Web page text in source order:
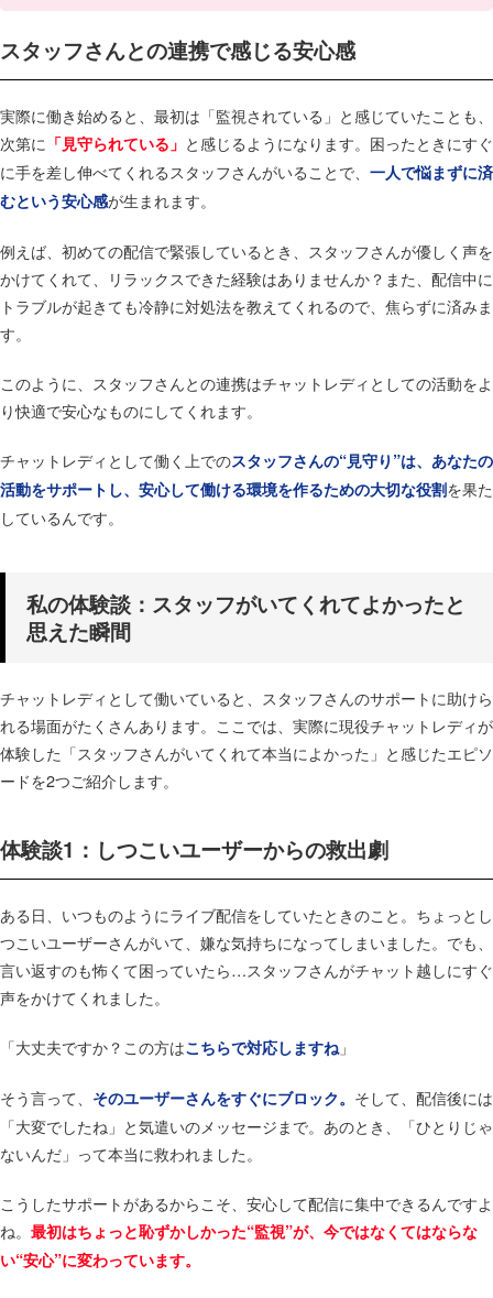
スタッフさんとの連携で感じる安心感
実際に働き始めると、最初は「監視されている」と感じていたことも、
次第に 「見守られている」 と感じるようになります。​困ったときにすぐ
に手を差し伸べてくれるスタッフさんがいることで、 一人で悩まずに済
むという安心感が生まれます。​
例えば、初めての配信で緊張しているとき、スタッフさんが優しく声を
かけてくれて、リラックスできた経験はありませんか？​また、配信中に
トラブルが起きても冷静に対処法を教えてくれるので、焦らずに済みま
す。​
このように、スタッフさんとの連携はチャットレディとしての活動をよ
り快適で安心なものにしてくれます。​
チャットレディとして働く上でのスタッフさんの“見守り”は、あなたの
活動をサポートし、安心して働ける環境を作るための大切な役割を果た
しているんです。
私の体験談：スタッフがいてくれてよかったと
思えた瞬間
チャットレディとして働いていると、スタッフさんのサポートに助けら
れる場面がたくさんあります。​ここでは、実際に現役チャットレディが
体験した「スタッフさんがいてくれて本当によかった」と感じたエピソ
ードを2つご紹介します。
体験談1：しつこいユーザーからの救出劇
ある日、いつものようにライブ配信をしていたときのこと。​ちょっとし
つこいユーザーさんがいて、嫌な気持ちになってしまいました。​でも、
言い返すのも怖くて困っていたら…スタッフさんがチャット越しにすぐ
声をかけてくれました。​
「大丈夫ですか？この方はこちらで対応しますね」​
そう言って、 そのユーザーさんをすぐにブロック。​ そして、配信後には
「大変でしたね」と気遣いのメッセージまで。​あのとき、「ひとりじゃ
ないんだ」って本当に救われました。​
こうしたサポートがあるからこそ、安心して配信に集中できるんですよ
ね。​ 最初はちょっと恥ずかしかった“監視”が、今ではなくてはならな
い“安心”に変わっています。